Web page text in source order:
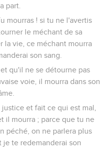
part.
mourras ! si tu ne l'avertis
le méchant de sa
la vie, ce méchant mourra
son sang.
qu'il ne se détourne pas
voie, il mourra dans son
et fait ce qui est mal,
il mourra ; parce que tu ne
péché, on ne parlera plus
te redemanderai son